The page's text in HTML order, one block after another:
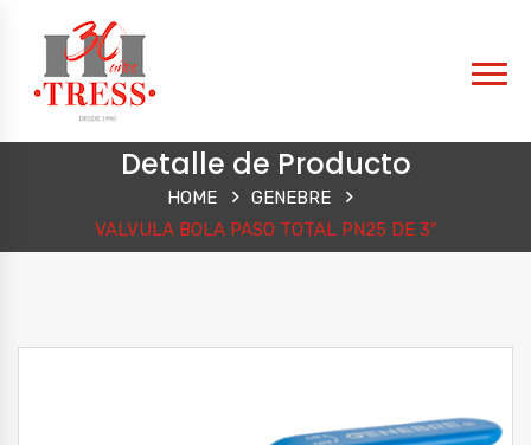
Detalle de Producto
HOME
GENEBRE
VALVULA BOLA PASO TOTAL PN25 DE 3″